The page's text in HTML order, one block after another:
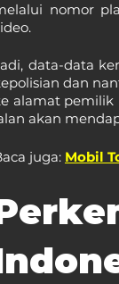
nomor
data-data
dan
alamat pemilik
akan
juga: Mobil